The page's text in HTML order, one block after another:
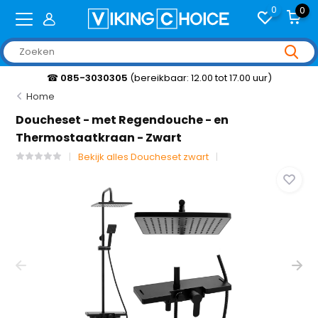
0 0
☎ 085-3030305 (bereikbaar: 12.00 tot 17.00 uur)
Home
Doucheset - met Regendouche - en
Thermostaatkraan - Zwart
Bekijk alles Doucheset zwart